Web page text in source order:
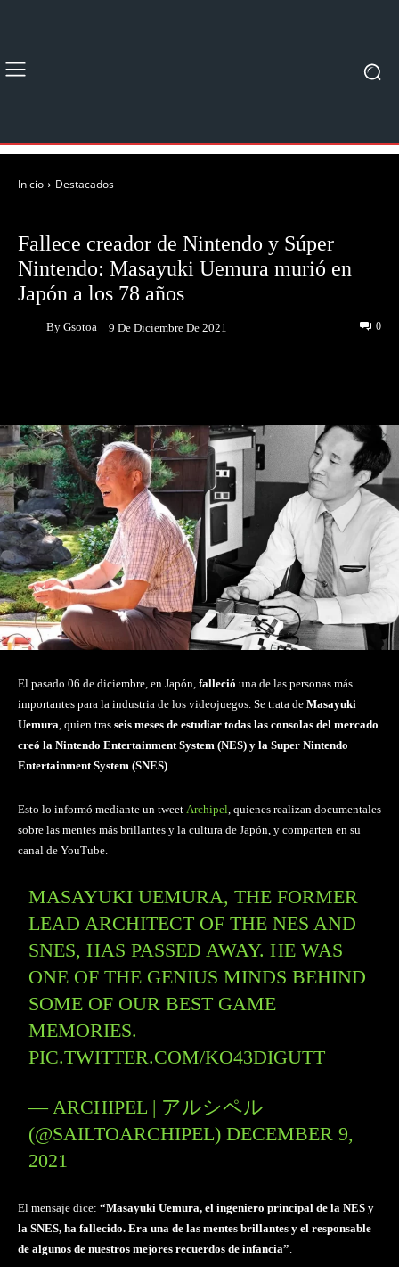
Inicio Destacados
Fallece creador de Nintendo y Súper
Nintendo: Masayuki Uemura murió en
Japón a los 78 años
By Gsotoa 9 De Diciembre De 2021 0
El pasado 06 de diciembre, en Japón, falleció una de las personas más
importantes para la industria de los videojuegos. Se trata de Masayuki
Uemura, quien tras seis meses de estudiar todas las consolas del mercado
creó la Nintendo Entertainment System (NES) y la Super Nintendo
Entertainment System (SNES).
Esto lo informó mediante un tweet Archipel, quienes realizan documentales
sobre las mentes más brillantes y la cultura de Japón, y comparten en su
canal de YouTube.
MASAYUKI UEMURA, THE FORMER
LEAD ARCHITECT OF THE NES AND
SNES, HAS PASSED AWAY. HE WAS
ONE OF THE GENIUS MINDS BEHIND
SOME OF OUR BEST GAME
MEMORIES.
PIC.TWITTER.COM/KO43DIGUTT
— ARCHIPEL | アルシペル
(@SAILTOARCHIPEL)DECEMBER 9,
2021
El mensaje dice: “Masayuki Uemura, el ingeniero principal de la NES y
la SNES, ha fallecido. Era una de las mentes brillantes y el responsable
de algunos de nuestros mejores recuerdos de infancia”.